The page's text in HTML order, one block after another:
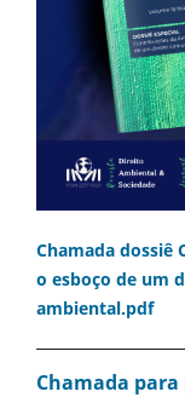
Chamada dossiê
o esboço de um
ambiental.pdf
Chamada